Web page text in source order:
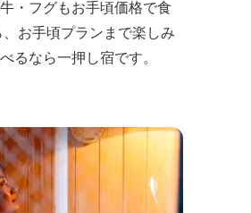
・フグもお手頃価格で食
お手頃プランまで楽しみ
るなら一押し宿です。